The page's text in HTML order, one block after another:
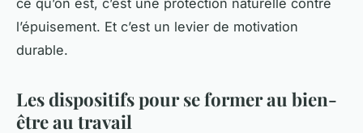
ce qu’on est, c’est une protection naturelle contre
l’épuisement. Et c’est un levier de motivation
durable.
Les dispositifs pour se former au bien-
être au travail